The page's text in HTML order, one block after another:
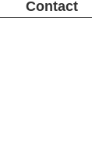
Contact